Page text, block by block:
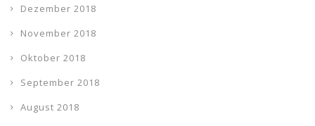
Dezember 2018
November 2018
Oktober 2018
September 2018
August 2018